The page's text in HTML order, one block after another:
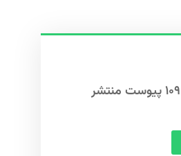
این مطلب در شماره ۱۰۹ پیوست منتشر